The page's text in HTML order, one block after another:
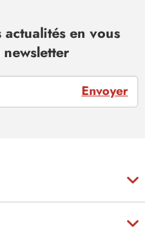
en vous
Envoyer